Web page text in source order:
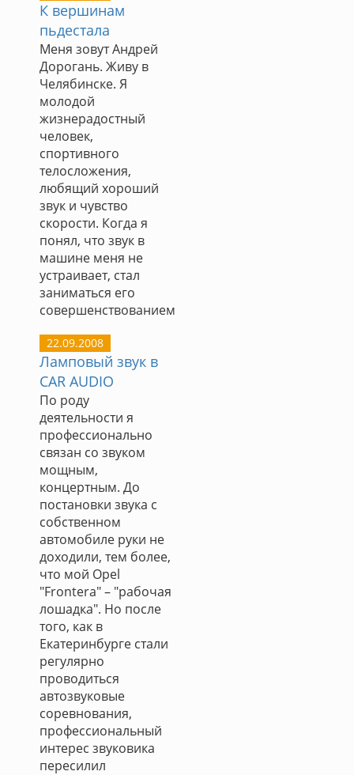
К вершинам
пьдестала
Меня зовут Андрей
Дорогань. Живу в
Челябинске. Я
молодой
жизнерадостный
человек,
спортивного
телосложения,
любящий хороший
звук и чувство
скорости. Когда я
понял, что звук в
машине меня не
устраивает, стал
заниматься его
совершенствованием
22.09.2008
Ламповый звук в
CAR AUDIO
По роду
деятельности я
профессионально
связан со звуком
мощным,
концертным. До
постановки звука с
собственном
автомобиле руки не
доходили, тем более,
что мой Opel
"Frontera" – "рабочая
лошадка". Но после
того, как в
Екатеринбурге стали
регулярно
проводиться
автозвуковые
соревнования,
профессиональный
интерес звуковика
пересилил